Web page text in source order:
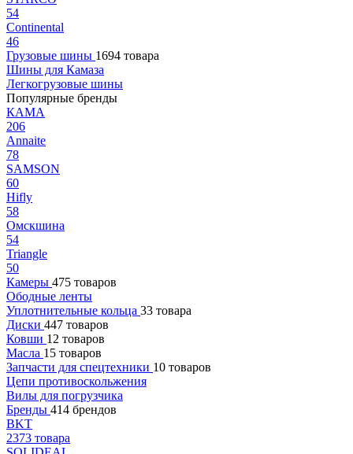
54
Continental
46
Грузовые шины 1694 товара
Шины для Камаза
Легкогрузовые шины
Популярные бренды
КАМА
206
Annaite
78
SAMSON
60
Hifly
58
Омскшина
54
Triangle
50
Камеры 475 товаров
Ободные ленты
Уплотнительные кольца 33 товара
Диски 447 товаров
Ковши 12 товаров
Масла 15 товаров
Запчасти для спецтехники 10 товаров
Цепи противоскольжения
Вилы для погрузчика
Бренды 414 брендов
BKT
2373 товара